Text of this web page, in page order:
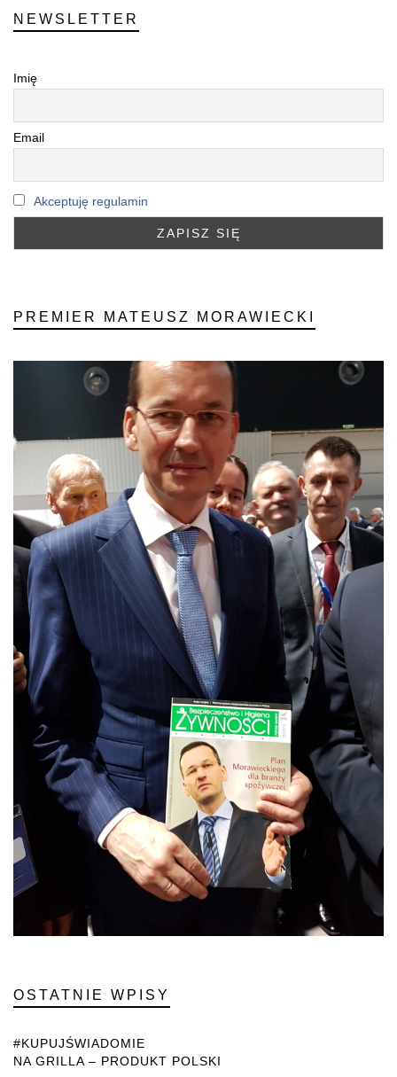
NEWSLETTER
Imię
Email
Akceptuję regulamin
PREMIER MATEUSZ MORAWIECKI
OSTATNIE WPISY
#KUPUJŚWIADOMIE
NA GRILLA – PRODUKT POLSKI